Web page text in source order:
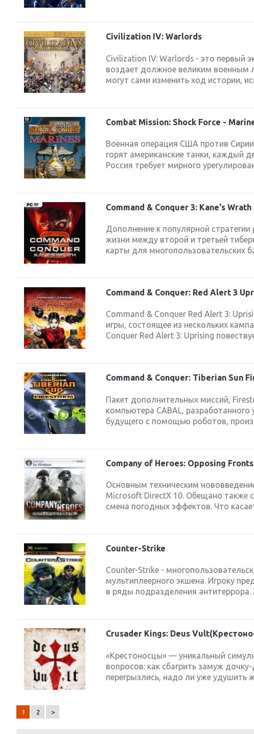
Civilization IV: Warlords
Civilization IV: Warlords - это первый
воздает должное великим военным
могут сами изменить ход истории,
Combat Mission: Shock Force -
Военная операция США против
горят американские танки, каждый
Россия требует мирного
Command & Conquer 3: Kane's Wrath
Дополнение к популярной
жизни между второй и третьей
карты для многопользовательских
Command & Conquer: Red Alert 3
Command & Conquer Red Alert 3:
игры, состоящее из нескольких
Conquer Red Alert 3: Uprising
Command & Conquer: Tiberian Sun
Пакет дополнительных миссий,
компьютера CABAL,
будущего с помощью роботов,
Company of Heroes: Opposing Fronts
Основным техническим
Microsoft DirectX 10. Обещано также
смена погодных эффектов. Что
Counter-Strike
Counter-Strike -
мультиплеерного экшена. Игроку
в ряды подразделения антитеррора.
Crusader Kings: Deus
«Крестоносцы» — уникальный
вопросов: как сбагрить замуж
перегрызлись, надо ли уже удушить
1 2 >